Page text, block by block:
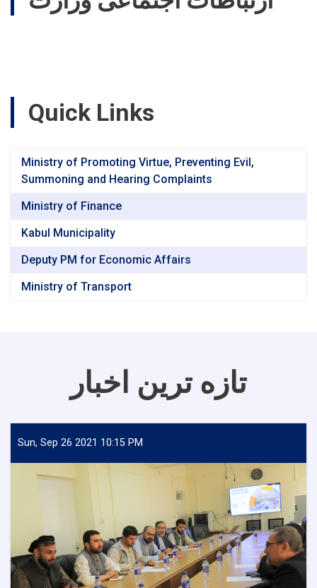
Quick Links
Ministry of Promoting Virtue, Preventing Evil,
Summoning and Hearing Complaints
Ministry of Finance
Kabul Municipality
Deputy PM for Economic Affairs
Ministry of Transport
تازه ترین اخبار
Sun, Sep 26 2021 10:15 PM